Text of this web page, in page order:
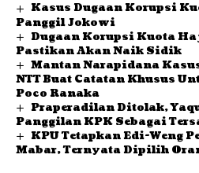
Kasus Dugaan Korupsi
Panggil Jokowi
Dugaan Korupsi Kuota
Pastikan Akan Naik Sidik
Mantan Narapidana
NTT Buat Catatan Khusus
Poco Ranaka
Praperadilan Ditolak,
Panggilan KPK Sebagai
KPU Tetapkan Edi-Weng
Mabar, Ternyata Dipilih